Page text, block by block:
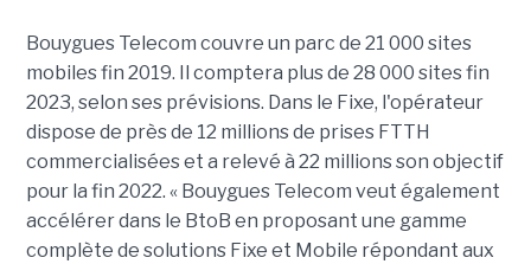
Bouygues Telecom couvre un parc de 21 000 sites
mobiles fin 2019. Il comptera plus de 28 000 sites fin
2023, selon ses prévisions. Dans le Fixe, l'opérateur
dispose de près de 12 millions de prises FTTH
commercialisées et a relevé à 22 millions son objectif
pour la fin 2022. « Bouygues Telecom veut également
accélérer dans le BtoB en proposant une gamme
complète de solutions Fixe et Mobile répondant aux